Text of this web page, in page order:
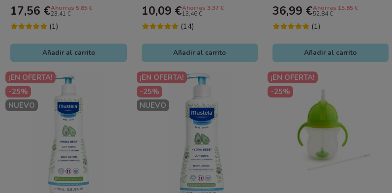
17,56 €Ahorras 5.85 €
23,41 €
(1)
Añadir al carrito
10,09 €Ahorras 3.37 €
13,46 €
(14)
Añadir al carrito
36,99 €Ahorras 15.85 €
52,84 €
(1)
Añadir al carrito
¡EN OFERTA!
-25%
NUEVO
¡EN OFERTA!
-25%
NUEVO
¡EN OFERTA!
-25%